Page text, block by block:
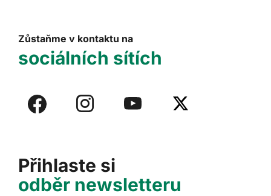
Přihlaste si
odběr newsletteru
Zůstaňme v kontaktu na
sociálních sítích